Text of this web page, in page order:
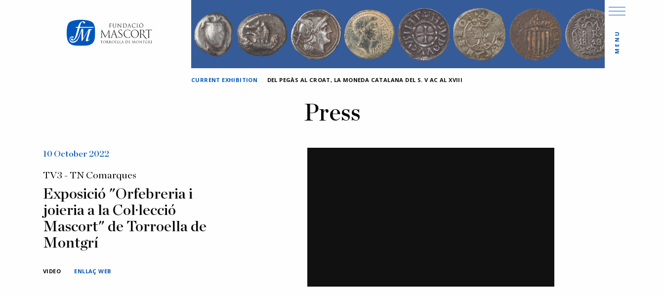
MENU
CURRENT EXHIBITION DEL PEGÀS AL CROAT, LA MONEDA CATALANA DEL S. V AC AL XVIII
Press
10 October 2022
TV3 - TN Comarques
Exposició "Orfebreria i
joieria a la Col·lecció
Mascort" de Torroella de
Montgrí
VIDEO ENLLAÇ WEB